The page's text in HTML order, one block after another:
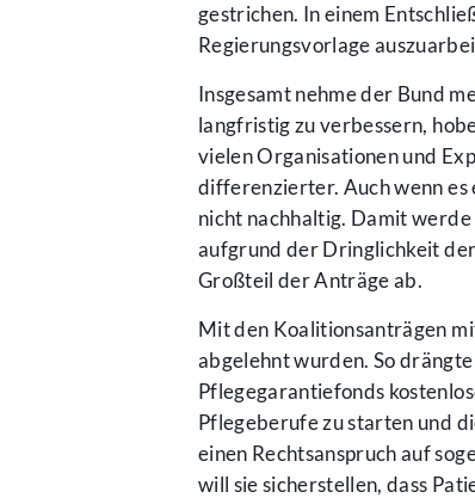
gestrichen. In einem
Regierungsvorlage
Insgesamt nehme der Bund
langfristig zu verbessern,
vielen Organisationen und
differenzierter. Auch wenn es
nicht nachhaltig. Damit
aufgrund der Dringlichkeit der
Großteil der Anträge ab.
Mit den Koalitionsanträgen
abgelehnt wurden. So
Pflegegarantiefonds
Pflegeberufe zu starten und
einen Rechtsanspruch auf
will sie sicherstellen, dass